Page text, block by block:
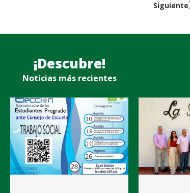
Siguiente
¡Descubre!
Noticias más recientes